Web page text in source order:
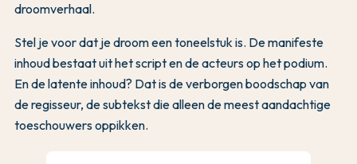
droomverhaal.
Stel je voor dat je droom een toneelstuk is. De manifeste
inhoud bestaat uit het script en de acteurs op het podium.
En de latente inhoud? Dat is de verborgen boodschap van
de regisseur, de subtekst die alleen de meest aandachtige
toeschouwers oppikken.